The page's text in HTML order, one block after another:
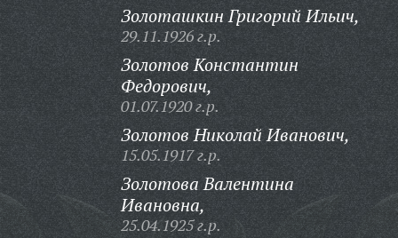
Золоташкин Григорий Ильич,
29.11.1926 г.р.
Золотов Константин
Федорович,
01.07.1920 г.р.
Золотов Николай Иванович,
15.05.1917 г.р.
Золотова Валентина
Ивановна,
25.04.1925 г.р.